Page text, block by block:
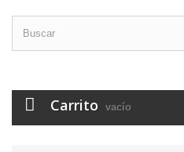
Carrito vacío